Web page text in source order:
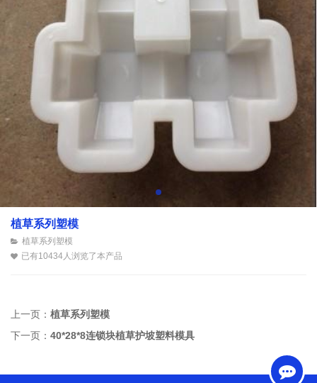
植草系列塑模
植草系列塑模
已有10434人浏览了本产品
上一页： 植草系列塑模
下一页： 40*28*8连锁块植草护坡塑料模具